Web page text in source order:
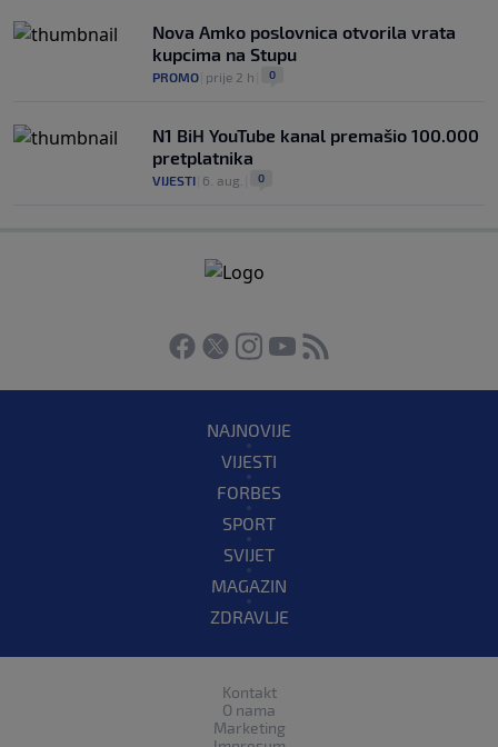
Nova Amko poslovnica otvorila vrata
kupcima na Stupu
PROMO prije 2 h 0
N1 BiH YouTube kanal premašio 100.000
pretplatnika
VIJESTI 6. aug. 0
NAJNOVIJE
VIJESTI
FORBES
SPORT
SVIJET
MAGAZIN
ZDRAVLJE
Kontakt
O nama
Marketing